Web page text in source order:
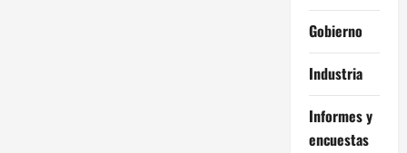
Gobierno
Industria
Informes y
encuestas